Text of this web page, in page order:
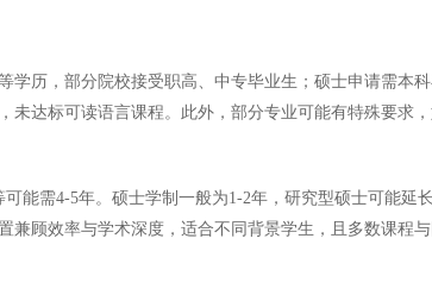
历，部分院校接受职高、中专毕业生；硕士申请需本
达标可读语言课程。此外，部分专业可能有特殊要求
能需4-5年。硕士学制一般为1-2年，研究型硕士可能
顾效率与学术深度，适合不同背景学生，且多数课程